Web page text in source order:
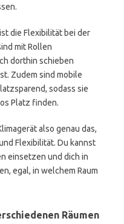
die Flexibilität bei der
mit Rollen
dorthin schieben
Zudem sind mobile
sodass sie
Platz finden.
also genau das,
Flexibilität. Du kannst
einsetzen und dich in
egal, in welchem Raum
Räumen